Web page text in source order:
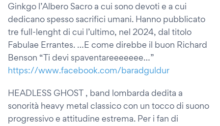
Ginkgo l’Albero Sacro a cui sono devoti e a cui
dedicano spesso sacrifici umani. Hanno pubblicato
tre full-lenght di cui l’ultimo, nel 2024, dal titolo
Fabulae Errantes. …E come direbbe il buon Richard
Benson “Ti devi spaventareeeeeee…”
https://www.facebook.com/baradguldur
HEADLESS GHOST , band lombarda dedita a
sonorità heavy metal classico con un tocco di suono
progressivo e attitudine estrema. Per i fan di